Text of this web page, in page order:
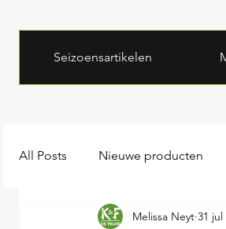
Seizoensartikelen
All Posts Nieuwe producten
Melissa Neyt 31 jul